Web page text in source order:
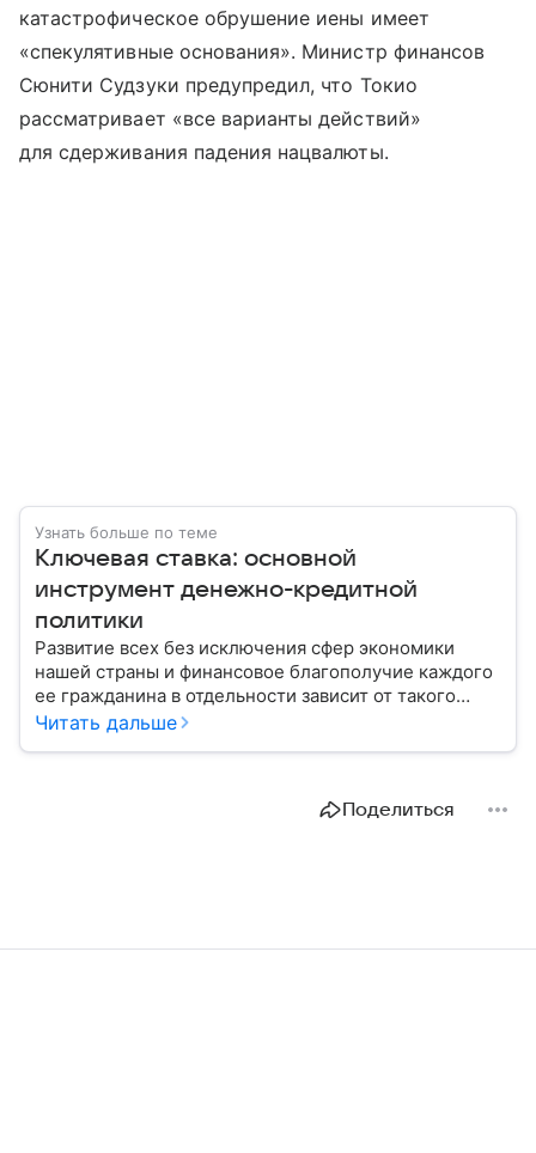
катастрофическое обрушение иены имеет
«спекулятивные основания». Министр финансов
Сюнити Судзуки предупредил, что Токио
рассматривает «все варианты действий»
для сдерживания падения нацвалюты.
Узнать больше по теме
Ключевая ставка: основной
инструмент денежно-кредитной
политики
Развитие всех без исключения сфер экономики
нашей страны и финансовое благополучие каждого
ее гражданина в отдельности зависит от такого
показателя, как ключевая ставка. От чего зависит
Читать дальше
Поделиться